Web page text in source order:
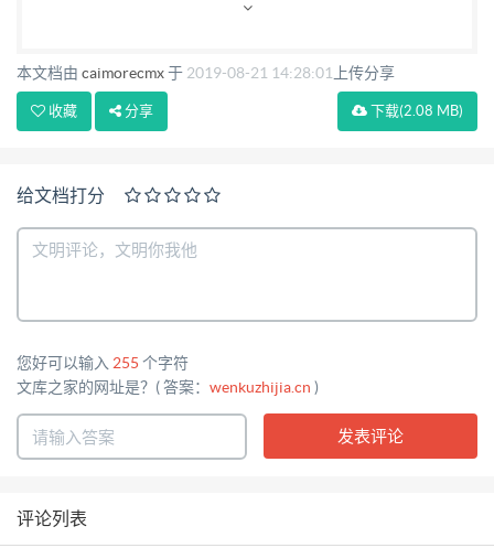
由器使用无线联网方式，不受布线问题的困扰，受现
场环 境因素影响较小，只要有手机信号的地方都可以
过简单的页面配置，无线路由器自动拨号联网主动发
平台。 四、核心产品 才茂 3G/4G 工业级无线路由
安全、稳定、可靠组网，组网规模大、部署距离不受
限制、建设工期短，预算初投资 小，为跨区域大数据
管理提供技术保障。 地址:厦门市软件园二期望海路
37 号 2 楼 6 电话/TEL: +86-592-5902655
http://www.caimore.com
5975885 网址: 厦门才 茂 通 信 科 技 有 限 公 司
本文档由 caimorecmx于 2019-08-21 14:28:01 上传分享
下载(2.08 MB)
收藏 分享
给文档打分
您好可以输入 255 个字符
文库之家的网址是？( 答案： wenkuzhijia.cn )
评论列表